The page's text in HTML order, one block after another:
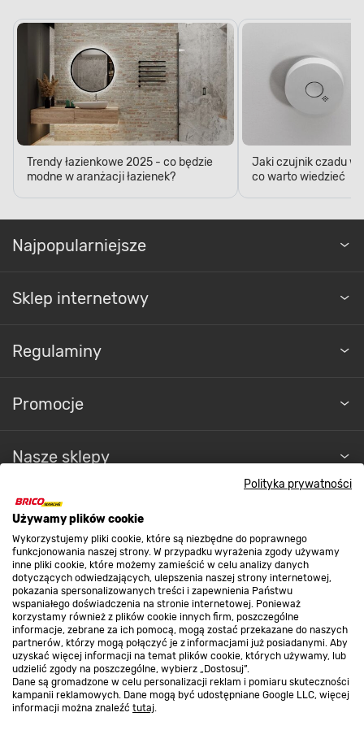
Polityka prywatności
Używamy plików cookie
Wykorzystujemy pliki cookie, które są niezbędne do poprawnego
funkcjonowania naszej strony. W przypadku wyrażenia zgody używamy
inne pliki cookie, które możemy zamieścić w celu analizy danych
dotyczących odwiedzających, ulepszenia naszej strony internetowej,
pokazania spersonalizowanych treści i zapewnienia Państwu
wspaniałego doświadczenia na stronie internetowej. Ponieważ
korzystamy również z plików cookie innych firm, poszczególne
informacje, zebrane za ich pomocą, mogą zostać przekazane do naszych
partnerów, którzy mogą połączyć je z informacjami już posiadanymi. Aby
uzyskać więcej informacji na temat plików cookie, których używamy, lub
udzielić zgody na poszczególne, wybierz „Dostosuj”.
Dane są gromadzone w celu personalizacji reklam i pomiaru skuteczności
kampanii reklamowych. Dane mogą być udostępniane Google LLC, więcej
informacji można znaleźć tutaj.
Trendy łazienkowe 2025 - co będzie
modne w aranżacji łazienek?
Jaki czujnik czadu
co warto wiedzieć
Najpopularniejsze
Sklep internetowy
Regulaminy
Promocje
Nasze sklepy
O nas
Kontakt do sklepu
Strefa biznesu
Dołącz do nas